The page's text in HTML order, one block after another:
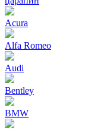
Acura
Alfa Romeo
Audi
Bentley
BMW